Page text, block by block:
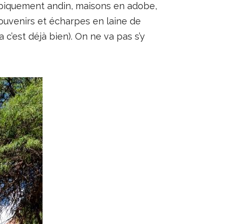
andin, maisons en adobe,
et écharpes en laine de
déjà bien). On ne va pas s’y